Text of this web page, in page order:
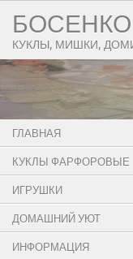
КУКЛЫ, МИШКИ,
ГЛАВНАЯ
КУКЛЫ ФАРФОРОВЫЕ
ИГРУШКИ
ДОМАШНИЙ УЮТ
ИНФОРМАЦИЯ